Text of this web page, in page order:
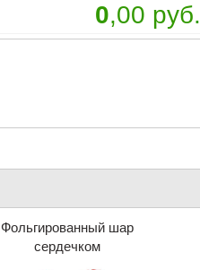
0,00 руб.
Фольгированный шар
сердечком